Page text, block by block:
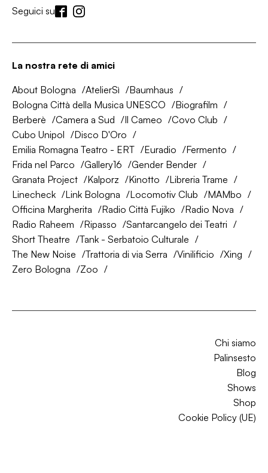
Seguici su
La nostra rete di amici
About Bologna AtelierSì
Baumhaus
Bologna Città della Musica UNESCO
Biografilm
Berberè
Camera a Sud Il Cameo
Covo Club
Cubo Unipol
Disco D'Oro
Emilia Romagna Teatro - ERT
Euradio
Fermento
Frida nel Parco
Gallery16
Gender Bender
Granata Project
Kalporz Kinotto
Libreria Trame
Linecheck
Link Bologna Locomotiv Club
MAMbo
Officina Margherita
Radio Città Fujiko
Radio Nova
Radio Raheem
Ripasso
Santarcangelo dei Teatri
Short Theatre
Tank - Serbatoio Culturale
The New Noise
Trattoria di via Serra Vinilificio
Xing
Zero Bologna
Zoo
Chi siamo
Palinsesto
Blog
Shows
Shop
Cookie Policy (UE)